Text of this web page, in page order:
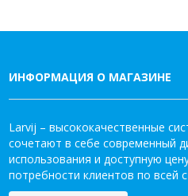
ИНФОРМАЦИЯ О МАГАЗИНЕ
Larvij – высококачественные
сочетают в себе современный
использования и доступную
потребности клиентов по всей